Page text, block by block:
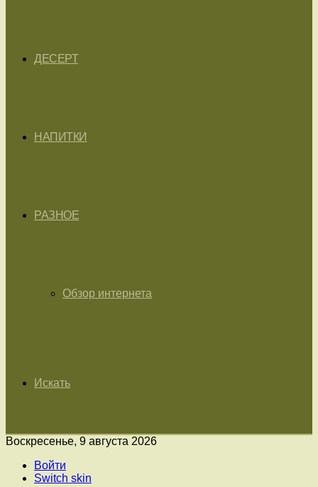
ДЕСЕРТ
НАПИТКИ
РАЗНОЕ
Обзор интернета
Искать
Воскресенье, 9 августа 2026
Войти
Switch skin